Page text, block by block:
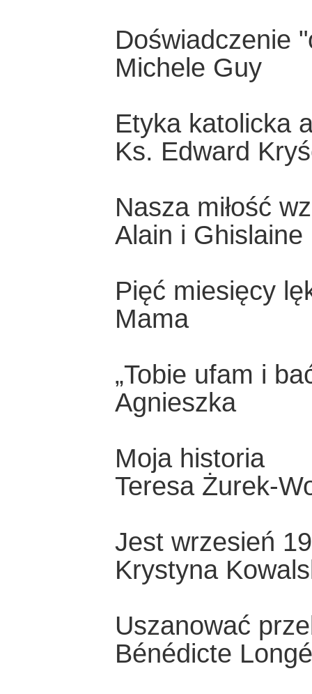
Doświadczenie
Michele Guy
Etyka katolicka
Ks. Edward
Nasza miłość
Alain i Ghislaine
Pięć miesięcy
Mama
„Tobie ufam i
Agnieszka
Moja historia
Teresa Żurek-
Jest wrzesień
Krystyna
Uszanować
Bénédicte Longé